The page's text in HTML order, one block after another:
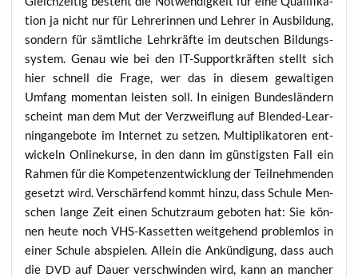
ti­on ja nicht nur für Leh­re­rin­nen und Leh­rer in Aus­bil­dung,
son­dern für sämt­li­che Lehr­kräf­te im deut­schen Bil­dungs­
sys­tem. Genau wie bei den IT-Sup­port­kräf­ten stellt sich
hier schnell die Fra­ge, wer das in die­sem gewal­ti­gen
Umfang momen­tan leis­ten soll. In eini­gen Bun­des­län­dern
scheint man dem Mut der Ver­zweif­lung auf Blen­ded-Lear­
nin­g­an­ge­bo­te im Inter­net zu set­zen. Mul­ti­pli­ka­to­ren ent­
wi­ckeln Online­kur­se, in den dann im güns­tigs­ten Fall ein
Rah­men für die Kom­pe­tenz­ent­wick­lung der Teil­neh­men­den
gesetzt wird. Ver­schär­fend kommt hin­zu, dass Schu­le Men­
schen lan­ge Zeit einen Schutz­raum gebo­ten hat: Sie kön­
nen heu­te noch VHS-Kas­set­ten weit­ge­hend pro­blem­los in
einer Schu­le abspie­len. Allein die Ankün­di­gung, dass auch
die DVD auf Dau­er ver­schwin­den wird, kann an man­cher